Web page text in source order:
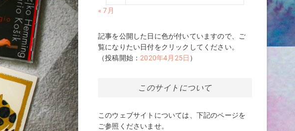
« 7月
記事を公開した日に色が付いていますので、ご
覧になりたい日付をクリックしてください。
（投稿開始：2020年4月25日 ）
このサイトについて
このウェブサイトについては、下記のページを
ご参照くださいませ。